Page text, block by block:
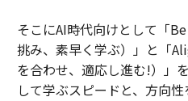
そこにAI時代向けとして「
挑み、素早く学ぶ）」と「
を合わせ、適応し進む!）」
して学ぶスピードと、方向